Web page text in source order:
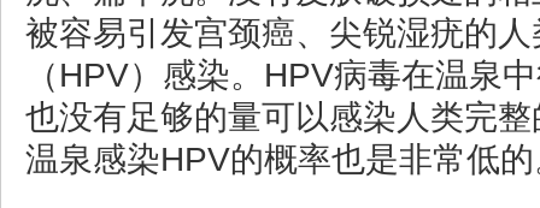
被容易引发宫颈癌、尖锐湿疣的
（HPV）感染。HPV病毒在温泉
也没有足够的量可以感染人类完
温泉感染HPV的概率也是非常低